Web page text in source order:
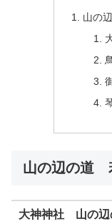
山の
山の辺の道
大神神社 山の